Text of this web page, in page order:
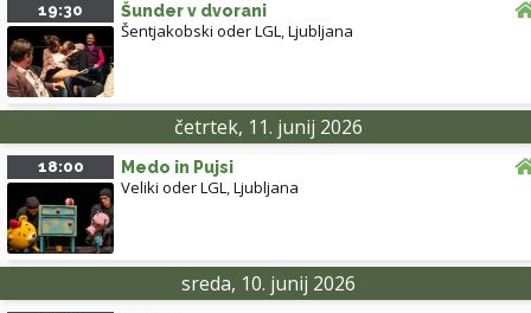
19:30 Šunder v dvorani
Šentjakobski oder LGL,Ljubljana
četrtek, 11. junij 2026
18:00 Medo in Pujsi
Veliki oder LGL,Ljubljana
sreda, 10. junij 2026